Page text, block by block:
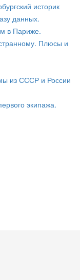
историк
данных.
в Париже.
Плюсы и
из СССР и России
экипажа.